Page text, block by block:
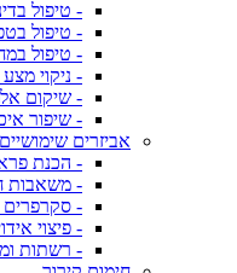
- טיפול
- טיפול
- טיפול
- ניקוי
- שיקום
- שיפור
אביזרים שימושיים
- הכנת
- משאבות
- סקרפרים
- פיצוי
- רשתות